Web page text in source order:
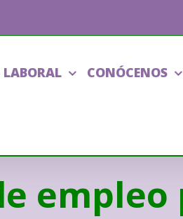
LABORAL CONÓCENOS
empleo